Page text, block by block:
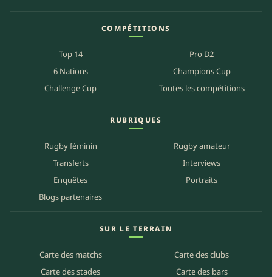
COMPÉTITIONS
Top 14
Pro D2
6 Nations
Champions Cup
Challenge Cup
Toutes les compétitions
RUBRIQUES
Rugby féminin
Rugby amateur
Transferts
Interviews
Enquêtes
Portraits
Blogs partenaires
SUR LE TERRAIN
Carte des matchs
Carte des clubs
Carte des stades
Carte des bars